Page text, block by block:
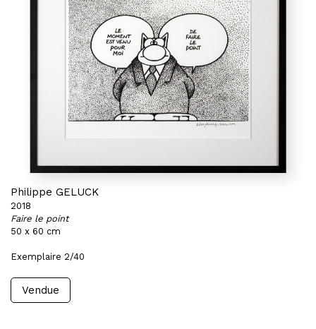
Philippe GELUCK
2018
Faire le point
50 x 60 cm
Exemplaire 2/40
Vendue